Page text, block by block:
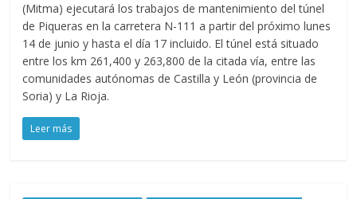
(Mitma) ejecutará los trabajos de mantenimiento del túnel
de Piqueras en la carretera N-111 a partir del próximo lunes
14 de junio y hasta el día 17 incluido. El túnel está situado
entre los km 261,400 y 263,800 de la citada vía, entre las
comunidades autónomas de Castilla y León (provincia de
Soria) y La Rioja.
Leer más